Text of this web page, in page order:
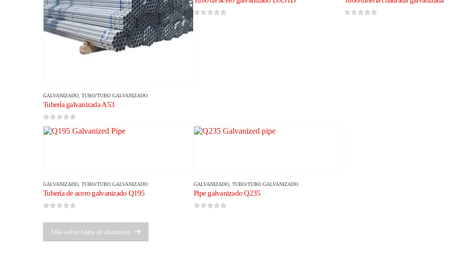
GALVANIZADO TUBO/TUBO GALVANIZADO
Tubería galvanizada A53
GALVANIZADO TUBO/TUBO GALVANIZADO
Tubería de acero galvanizado Q195
GALVANIZADO TUBO/TUBO GALVANIZADO
Pipe galvanizado Q235
Más sobre barra de aluminio